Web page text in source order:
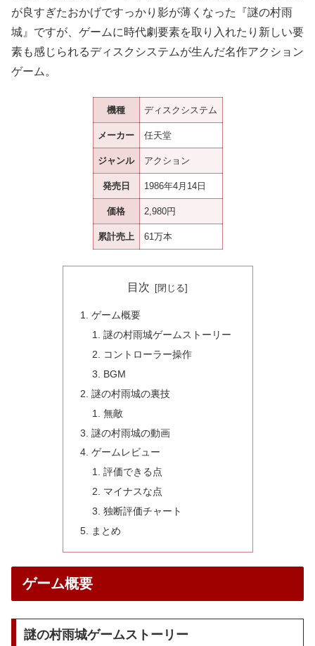
が良すぎたおかげですっかり影が薄くなった『謎の村雨
城』ですが、ゲームに時代劇要素を取り入れたり新しい要
素も感じられるディスクシステムが生んだ名作アクション
ゲーム。
機種 ディスクシステム
メーカー 任天堂
ジャンル アクション
発売日 1986年4月14日
価格 2,980円
累計売上 61万本
目次
ゲーム概要
謎の村雨城ゲームストーリー
コントローラー操作
BGM
謎の村雨城の裏技
無敵
謎の村雨城の動画
ゲームレビュー
評価できる点
マイナスな点
独断評価チャート
まとめ
ゲーム概要
謎の村雨城ゲームストーリー